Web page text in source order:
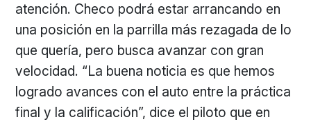
atención. Checo podrá estar arrancando en
una posición en la parrilla más rezagada de lo
que quería, pero busca avanzar con gran
velocidad. “La buena noticia es que hemos
logrado avances con el auto entre la práctica
final y la calificación”, dice el piloto que en